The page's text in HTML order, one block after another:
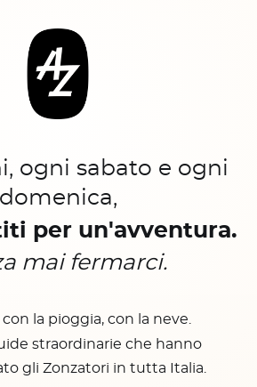
ogni sabato e ogni
domenica,
per un'avventura.
mai fermarci.
la pioggia, con la neve.
straordinarie che hanno
gli Zonzatori in tutta Italia.